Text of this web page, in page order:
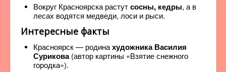
Вокруг Красноярска растутсосны, кедры, а в
лесах водятся медведи, лоси и рыси.
Интересные факты
Красноярск — родинахудожника Василия
Сурикова(автор картины «Взятие снежного
городка»).